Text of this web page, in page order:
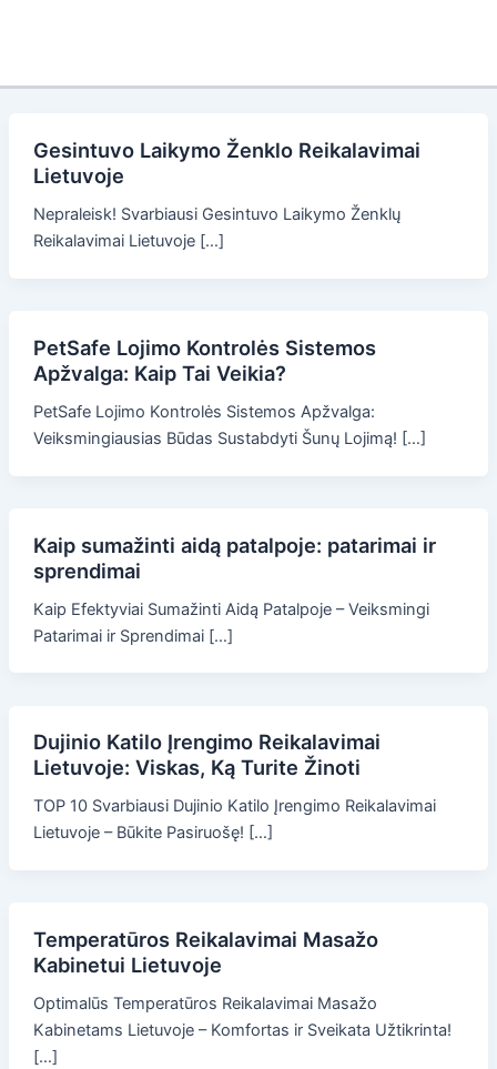
Gesintuvo Laikymo Ženklo Reikalavimai
Lietuvoje
Nepraleisk! Svarbiausi Gesintuvo Laikymo Ženklų
Reikalavimai Lietuvoje […]
PetSafe Lojimo Kontrolės Sistemos
Apžvalga: Kaip Tai Veikia?
PetSafe Lojimo Kontrolės Sistemos Apžvalga:
Veiksmingiausias Būdas Sustabdyti Šunų Lojimą! […]
Kaip sumažinti aidą patalpoje: patarimai ir
sprendimai
Kaip Efektyviai Sumažinti Aidą Patalpoje – Veiksmingi
Patarimai ir Sprendimai […]
Dujinio Katilo Įrengimo Reikalavimai
Lietuvoje: Viskas, Ką Turite Žinoti
TOP 10 Svarbiausi Dujinio Katilo Įrengimo Reikalavimai
Lietuvoje – Būkite Pasiruošę! […]
Temperatūros Reikalavimai Masažo
Kabinetui Lietuvoje
Optimalūs Temperatūros Reikalavimai Masažo
Kabinetams Lietuvoje – Komfortas ir Sveikata Užtikrinta!
[…]